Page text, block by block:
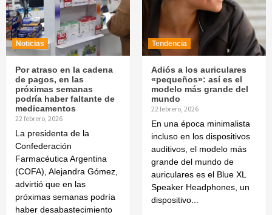
Noticias
Por atraso en la cadena
de pagos, en las
próximas semanas
podría haber faltante de
medicamentos
22 febrero, 2026
La presidenta de la
Confederación
Farmacéutica Argentina
(COFA), Alejandra Gómez,
advirtió que en las
próximas semanas podría
haber desabastecimiento
Tendencia
Adiós a los auriculares
«pequeños»: así es el
modelo más grande del
mundo
22 febrero, 2026
En una época minimalista
incluso en los dispositivos
auditivos, el modelo más
grande del mundo de
auriculares es el Blue XL
Speaker Headphones, un
dispositivo...